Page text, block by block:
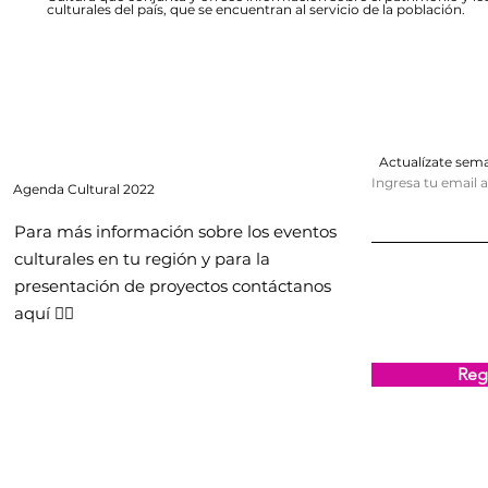
culturales del país, que se encuentran al servicio de la población.
Agenda Cultural 2022
Para más información sobre los eventos
culturales en tu región y para la
presentación de proyectos contáctanos
aquí 👇🏻
Actualízate
Ingresa tu email